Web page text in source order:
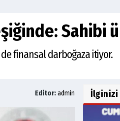
Sahibi
finansal darboğaza itiyor.
Editor:admin İlginizi